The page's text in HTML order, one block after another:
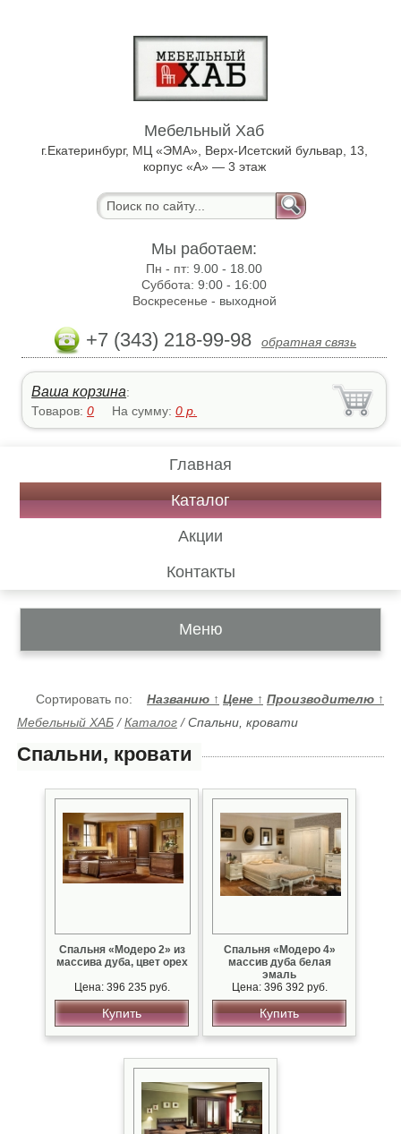
Мебельный Хаб
г.Екатеринбург, МЦ «ЭМА», Верх-Исетский бульвар, 13,
корпус «А» — 3 этаж
Мы работаем:
Пн - пт:9.00 - 18.00
Суббота:9:00 - 16:00
Воскресенье - выходной
+7 (343) 218-99-98 обратная связь
Ваша корзина:
Товаров:0 На сумму:0 р.
Главная
Каталог
Акции
Контакты
Меню
Сортировать по: Названию ↑ Цене ↑ Производителю ↑
Мебельный ХАБ /Каталог /Спальни, кровати
Спальни, кровати
Спальня «Модеро 2» из
массива дуба, цвет орех
Цена: 396 235 руб.
Купить
Спальня «Модеро 4»
массив дуба белая
эмаль
Цена: 396 392 руб.
Купить